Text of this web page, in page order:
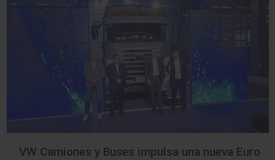
VW Camiones y Buses impulsa una nueva Euro